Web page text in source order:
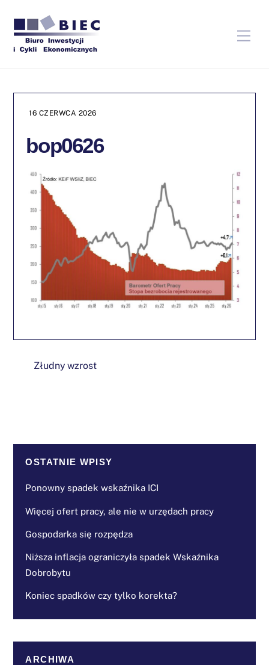
content
16 CZERWCA 2026
bop0626
Złudny wzrost
OSTATNIE WPISY
Ponowny spadek wskaźnika ICI
Więcej ofert pracy, ale nie w urzędach pracy
Gospodarka się rozpędza
Niższa inflacja ograniczyła spadek Wskaźnika
Dobrobytu
Koniec spadków czy tylko korekta?
ARCHIWA